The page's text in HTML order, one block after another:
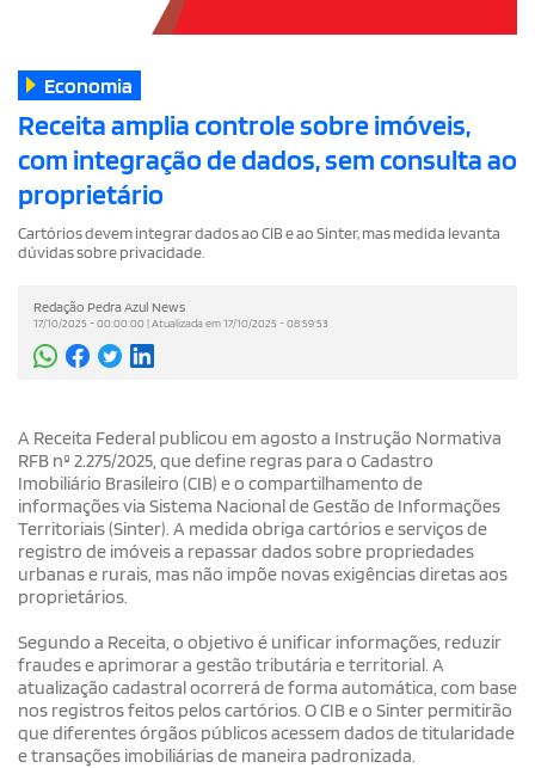
Economia
Receita amplia controle sobre imóveis,
com integração de dados, sem consulta ao
proprietário
Cartórios devem integrar dados ao CIB e ao Sinter, mas medida levanta
dúvidas sobre privacidade.
Redação Pedra Azul News
17/10/2025 - 00:00:00 | Atualizada em 17/10/2025 - 08:59:53
A Receita Federal publicou em agosto a Instrução Normativa
RFB nº 2.275/2025, que define regras para o Cadastro
Imobiliário Brasileiro (CIB) e o compartilhamento de
informações via Sistema Nacional de Gestão de Informações
Territoriais (Sinter). A medida obriga cartórios e serviços de
registro de imóveis a repassar dados sobre propriedades
urbanas e rurais, mas não impõe novas exigências diretas aos
proprietários.
Segundo a Receita, o objetivo é unificar informações, reduzir
fraudes e aprimorar a gestão tributária e territorial. A
atualização cadastral ocorrerá de forma automática, com base
nos registros feitos pelos cartórios. O CIB e o Sinter permitirão
que diferentes órgãos públicos acessem dados de titularidade
e transações imobiliárias de maneira padronizada.